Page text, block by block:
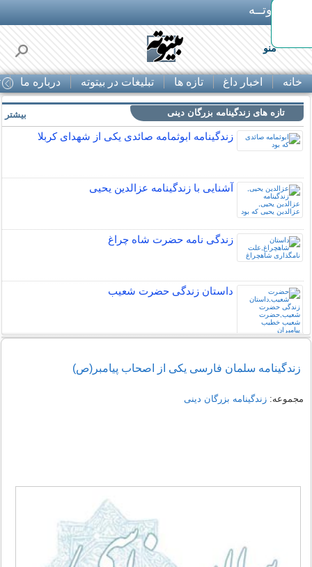
بـیتوتــه
منو
خانه اخبار داغ تازه ها تبلیغات در بیتوته درباره ما
تازه های زندگینامه بزرگان دینی
زندگینامه ابوثمامه صائدی یکی از شهدای کربلا
آشنایی با زندگینامه عزالدین یحیی
زندگی نامه حضرت شاه چراغ
داستان زندگی حضرت شعیب
بیشتر
زندگینامه سلمان فارسی یکی از اصحاب پیامبر(ص)
مجموعه:زندگینامه بزرگان دینی